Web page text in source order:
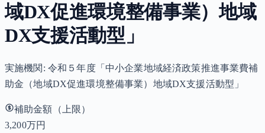
域DX促進環境整備事業）地域
DX支援活動型」
実施機関: 令和５年度「中小企業地域経済政策推進事業費補
助金（地域DX促進環境整備事業）地域DX支援活動型」
補助金額（上限）
3,200万円